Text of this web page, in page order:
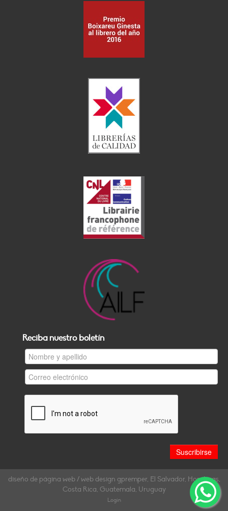
Reciba nuestro boletín
diseño de página web / web design gpremper, El Salvador, Honduras,
Costa Rica, Guatemala, Uruguay
Login